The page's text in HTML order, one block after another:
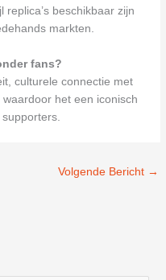
beschikbaar zijn
markten.
fans?
culturele connectie met
het een iconisch
Volgende Bericht →